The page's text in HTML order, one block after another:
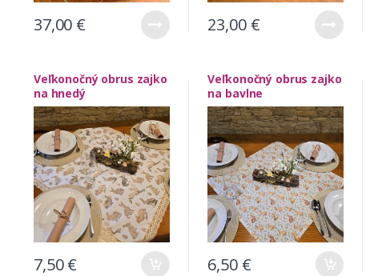
37,00 € 23,00 €
Veľkonočný obrus zajko
na hnedý
7,50€
Veľkonočný obrus zajko
na bavlne
6,50 €